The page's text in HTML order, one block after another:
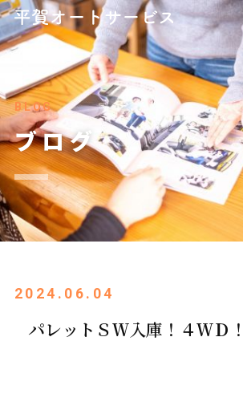
BLOG
ブログ
2024.06.04
パレットＳＷ入庫！４ＷＤ